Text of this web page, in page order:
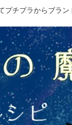
チプラからブラン